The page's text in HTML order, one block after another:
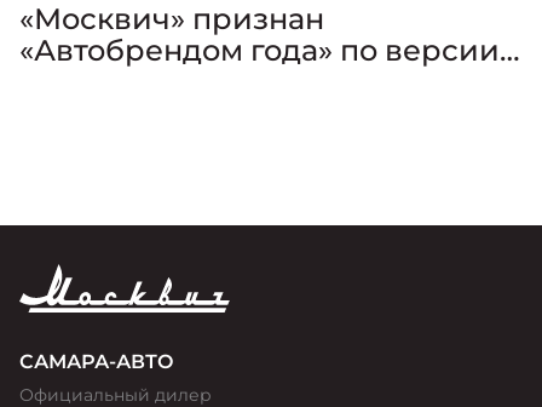
«Москвич» признан
«Автобрендом года» по версии
САМАРА-АВТО
Официальный дилер